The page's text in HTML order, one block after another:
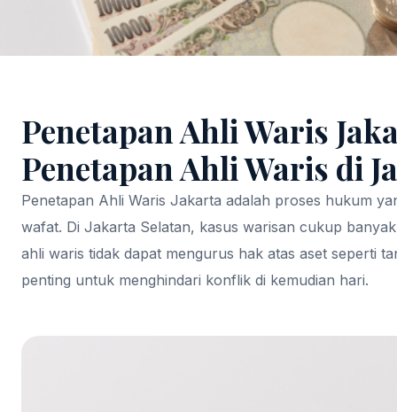
Penetapan Ahli Waris
Penetapan Ahli Waris di
Penetapan Ahli Waris Jakarta adalah proses hukum
wafat. Di Jakarta Selatan, kasus warisan cukup
ahli waris tidak dapat mengurus hak atas aset seperti
penting untuk menghindari konflik di kemudian hari.